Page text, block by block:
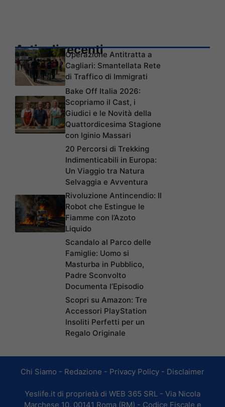
Articoli recentiOperazione Antitratta a
Cagliari: Smantellata Rete
di Traffico di Immigrati
Bake Off Italia 2026:
Scopriamo il Cast, i
Giudici e le Novità della
Quattordicesima Stagione
con Iginio Massari
20 Percorsi di Trekking
Indimenticabili in Europa:
Un Viaggio tra Natura
Selvaggia e Avventura
Rivoluzione Antincendio: Il
Robot che Estingue le
Fiamme con l’Azoto
Liquido
Scandalo al Parco delle
Famiglie: Uomo si
Masturba in Pubblico,
Padre Sconvolto
Documenta l’Episodio
Scopri su Amazon: Tre
Accessori PlayStation
Insoliti Perfetti per un
Regalo Originale
Chi Siamo - Redazione - Privacy Policy - Disclaimer
Yeslife.it di proprietà di WEB 365 SRL - Via Nicola
Marchese 10, 00141 Roma (RM) - Codice Fiscale e